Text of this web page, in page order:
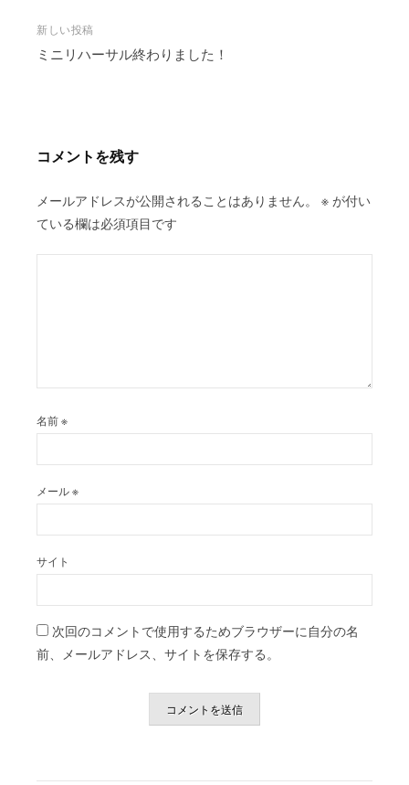
ビ
ゲ
ン
新しい投稿
ミニリハーサル終わりました！
コメントを残す
メールアドレスが公開されることはありません。 ※ が付い
ている欄は必須項目です
名前※
メール※
サイト
次回のコメントで使用するためブラウザーに自分の名
前、メールアドレス、サイトを保存する。